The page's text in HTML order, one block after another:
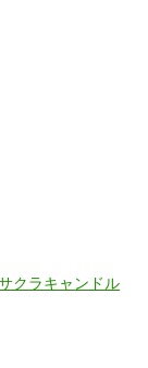
クラキャンドル